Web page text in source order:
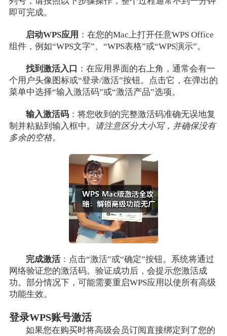
即可完成。
启动WPS应用 ：在您的Mac上打开任意WPS Office
组件，例如“WPS文字”、“WPS表格”或“WPS演示”。
找到激活入口 ：在应用界面的右上角，通常会有一
个用户头像图标或“登录/激活”按钮。点击它，在弹出的
菜单中选择“输入激活码”或“激活产品”选项。
输入激活码 ：将您收到的完整激活码准确无误地复
制并粘贴到输入框中。
请注意区分大小写，并确保没有
多余的空格。
完成激活：点击“激活”或“确定”按钮。系统将通过
网络验证您的激活码。验证成功后，会提示您激活成
功。部分情况下，可能需要重启WPS应用以使所有高级
功能生效。
登录WPS账号激活
如果您在购买时将高级会员订阅直接绑定到了您的